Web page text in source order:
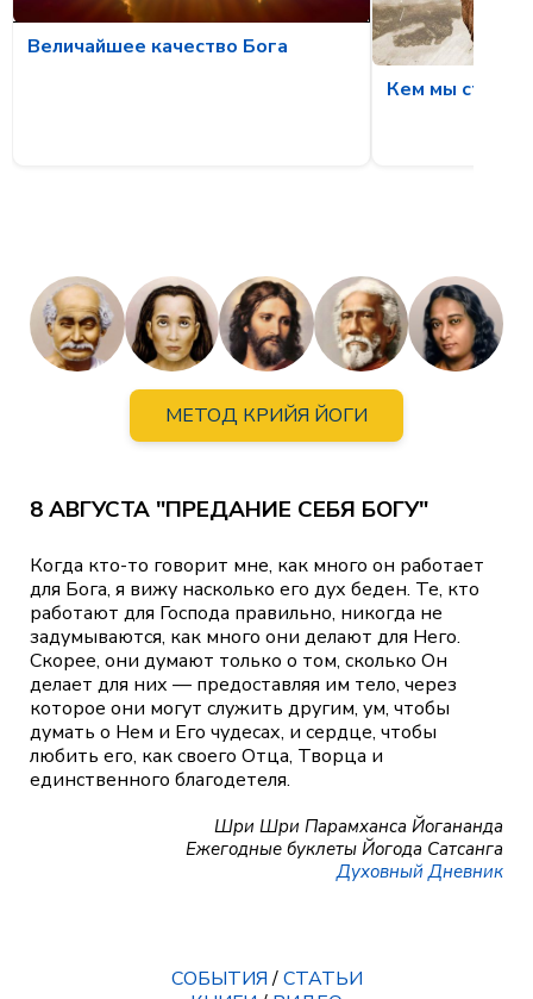
Величайшее качество Бога
Кем мы
МЕТОД КРИЙЯ ЙОГИ
8 АВГУСТА "ПРЕДАНИЕ СЕБЯ БОГУ"
Когда кто-то говорит мне, как много он работает
для Бога, я вижу насколько его дух беден. Те, кто
работают для Господа правильно, никогда не
задумываются, как много они делают для Него.
Скорее, они думают только о том, сколько Он
делает для них — предоставляя им тело, через
которое они могут служить другим, ум, чтобы
думать о Нем и Его чудесах, и сердце, чтобы
любить его, как своего Отца, Творца и
единственного благодетеля.
Шри Шри Парамханса Йогананда
Ежегодные буклеты Йогода Сатсанга
Духовный Дневник
СОБЫТИЯ/СТАТЬИ